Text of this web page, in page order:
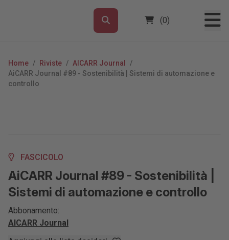
(0)
Home / Riviste / AICARR Journal
/
AiCARR Journal #89 - Sostenibilità | Sistemi di automazione e
controllo
FASCICOLO
AiCARR Journal #89 - Sostenibilità |
Sistemi di automazione e controllo
Abbonamento:
AICARR Journal